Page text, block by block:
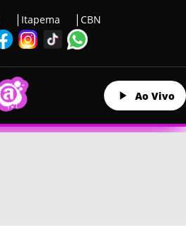
Itapema CBN
Ao Vivo